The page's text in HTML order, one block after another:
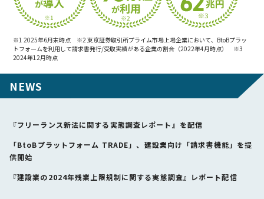
※1 2025年6月末時点 ※2 東京証券取引所プライム市場上場企業において、BtoBプラッ
トフォームを利用して請求書発行/受取実績がある企業の割合（2022年4月時点） ※3
2024年12月時点
NEWS
『フリーランス新法に関する実態調査レポート』を配信
「BtoBプラットフォーム TRADE」、建設業向け「請求書機能」を提
供開始
『建設業の2024年残業上限規制に関する実態調査』レポート配信